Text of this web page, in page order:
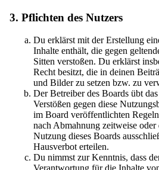
3. Pflichten des Nutzers
Du erklärst mit der Erstellung
Inhalte enthält, die gegen
Sitten verstoßen. Du erklärst
Recht besitzt, die in deinen
und Bilder zu setzen bzw. zu
Der Betreiber des Boards übt
Verstößen gegen diese
im Board veröffentlichten
nach Abmahnung zeitweise
Nutzung dieses Boards
Hausverbot erteilen.
Du nimmst zur Kenntnis, dass